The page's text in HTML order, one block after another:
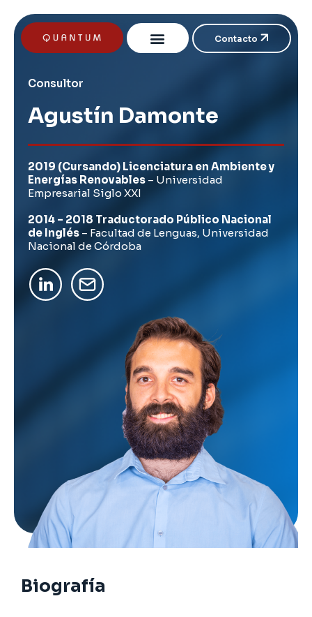
Contacto
Consultor
Agustín Damonte
2019 (Cursando) Licenciatura en Ambiente y
Energías Renovables – Universidad
Empresarial Siglo XXI
2014 – 2018 Traductorado Público Nacional
de Inglés – Facultad de Lenguas, Universidad
Nacional de Córdoba
Biografía